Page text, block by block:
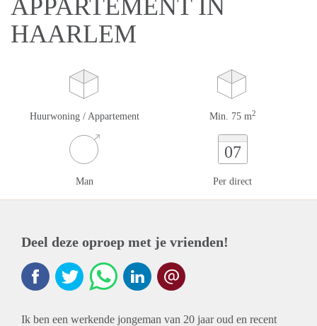
APPARTEMENT IN
HAARLEM
Huurwoning / Appartement Min. 75 m2
Man
07
Per direct
Deel deze oproep met je vrienden!
Ik ben een werkende jongeman van 20 jaar oud en recent